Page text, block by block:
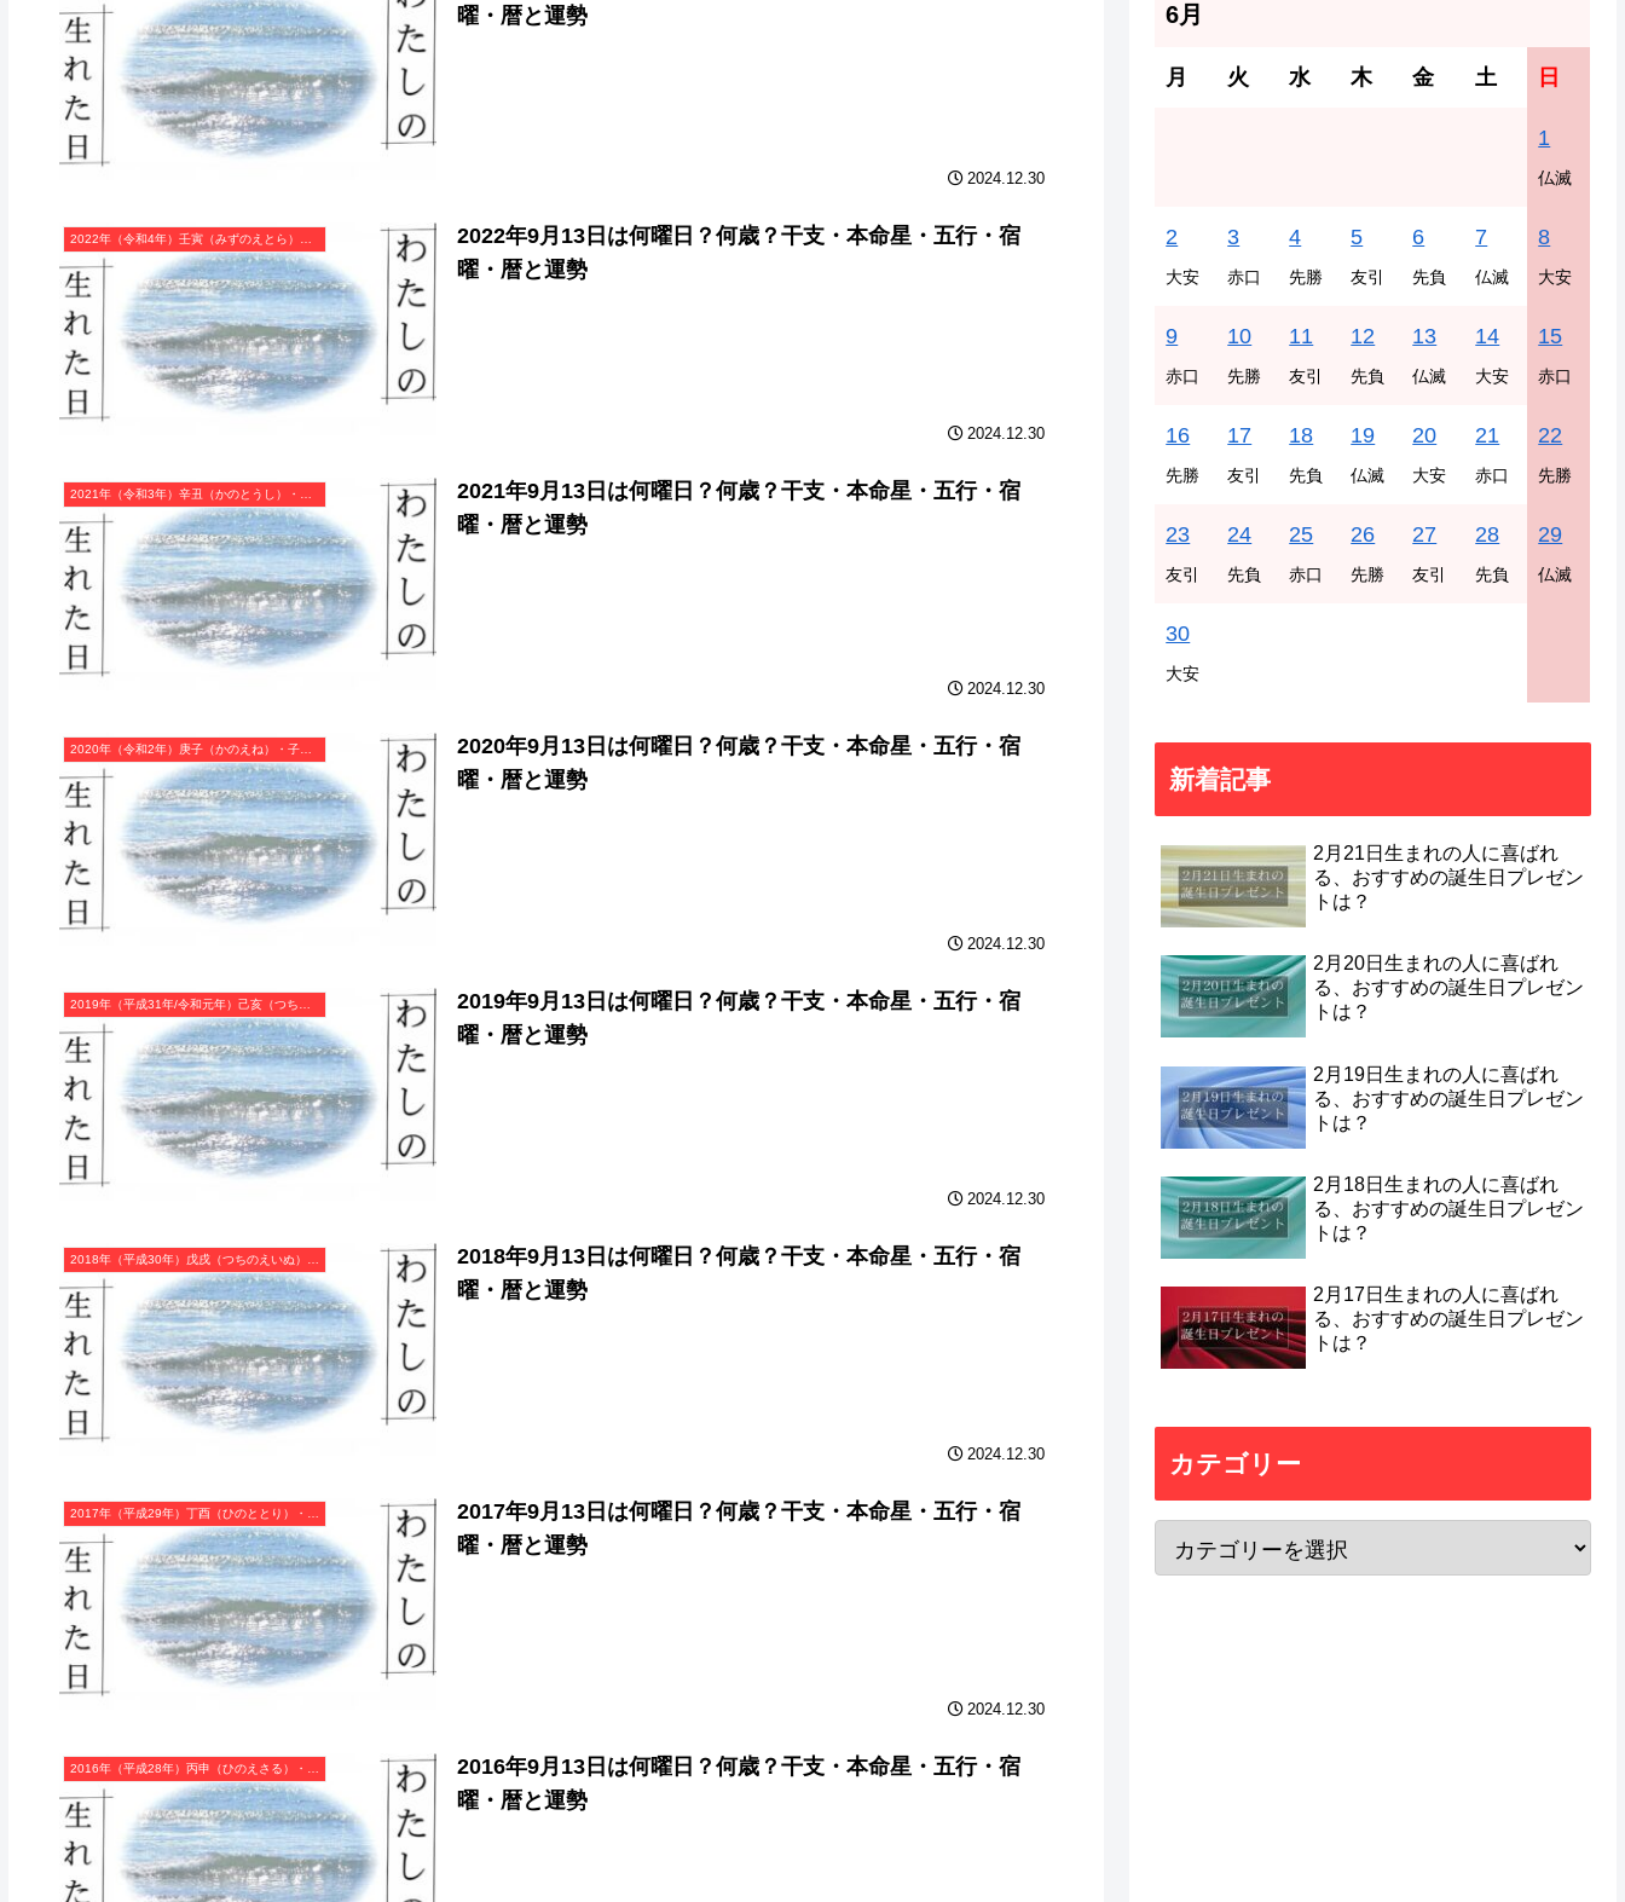
曜・暦と運勢
2024.12.30
2022年9月13日は何曜日？何歳？干支・本命星・五行・宿
曜・暦と運勢
2024.12.30
2021年9月13日は何曜日？何歳？干支・本命星・五行・宿
曜・暦と運勢
2024.12.30
2020年（令和2年）庚子（かのえね）・子年（ねずみ年）カレンダー（月曜はじまり）
2020年9月13日は何曜日？何歳？干支・本命星・五行・宿
曜・暦と運勢
2024.12.30
2019年9月13日は何曜日？何歳？干支・本命星・五行・宿
曜・暦と運勢
2024.12.30
2018年9月13日は何曜日？何歳？干支・本命星・五行・宿
曜・暦と運勢
2024.12.30
2017年（平成29年）丁酉（ひのととり）・酉年（とり年）カレンダー（月曜はじまり）
2017年9月13日は何曜日？何歳？干支・本命星・五行・宿
曜・暦と運勢
2024.12.30
2016年（平成28年）丙申（ひのえさる）・申年（さる年）カレンダー（月曜はじまり）
2016年9月13日は何曜日？何歳？干支・本命星・五行・宿
曜・暦と運勢
6月
月 火 水 木 金 土 日
1
仏滅
2
大安
3
赤口
4
先勝
5
友引
6
先負
7
仏滅
8
大安
9
赤口
10
先勝
11
友引
12
先負
13
仏滅
14
大安
15
赤口
16
先勝
17
友引
18
先負
19
仏滅
20
大安
21
赤口
22
先勝
23
友引
24
先負
25
赤口
26
先勝
27
友引
28
先負
29
仏滅
30
大安
新着記事
2月21日生まれの人に喜ばれ
る、おすすめの誕生日プレゼン
トは？
2月20日生まれの人に喜ばれ
る、おすすめの誕生日プレゼン
トは？
2月19日生まれの人に喜ばれ
る、おすすめの誕生日プレゼン
トは？
2月18日生まれの人に喜ばれ
る、おすすめの誕生日プレゼン
トは？
2月17日生まれの人に喜ばれ
る、おすすめの誕生日プレゼン
トは？
カテゴリー